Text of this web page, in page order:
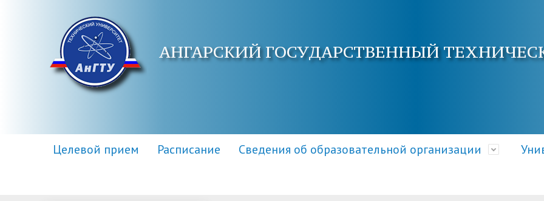
АНГАРСКИЙ ГОСУДАРСТВЕННЫЙ
Целевой прием Расписание Сведения об образовательной организации